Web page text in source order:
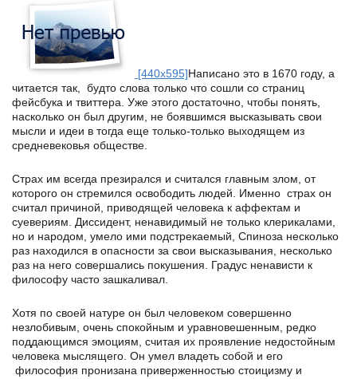
[440x595]Написано это в 1670 году, а
читается так, будто слова только что сошли со страниц
фейсбука и твиттера. Уже этого достаточно, чтобы понять,
насколько он был другим, не боявшимся высказывать свои
мысли и идеи в тогда еще только-только выходящем из
средневековья обществе.
Страх им всегда презирался и считался главным злом, от
которого он стремился освободить людей. Именно страх он
считал причиной, приводящей человека к аффектам и
суевериям. Диссидент, ненавидимый не только клерикалами,
но и народом, умело ими подстрекаемый, Спиноза несколько
раз находился в опасности за свои высказывания, несколько
раз на него совершались покушения. Градус ненависти к
философу часто зашкаливал.
Хотя по своей натуре он был человеком совершенно
незлобивым, очень спокойным и уравновешенным, редко
поддающимся эмоциям, считая их проявление недостойным
человека мыслящего. Он умел владеть собой и его
философия пронизана приверженностью стоицизму и